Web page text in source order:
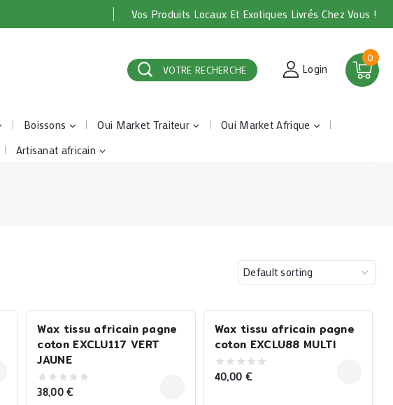
Vos Produits Locaux Et Exotiques Livrés Chez Vous !
VOTRE RECHERCHE Login
0
Boissons Oui Market Traiteur
Oui Market Afrique
Artisanat africain
Wax tissu africain pagne
coton EXCLU117 VERT
JAUNE
0
38,00€
Wax tissu africain pagne
coton EXCLU88 MULTI
0
40,00 €